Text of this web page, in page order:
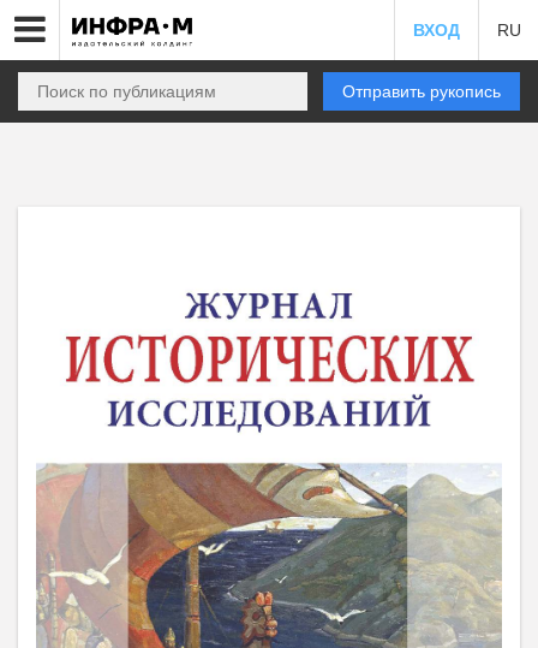
ВХОД RU
Отправить рукопись